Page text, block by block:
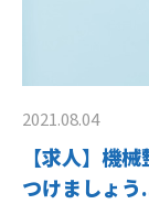
2021.08.04
【求人】機
つけましょう